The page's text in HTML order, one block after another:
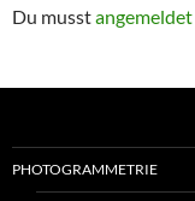
Du musstangemeldet
PHOTOGRAMMETRIE